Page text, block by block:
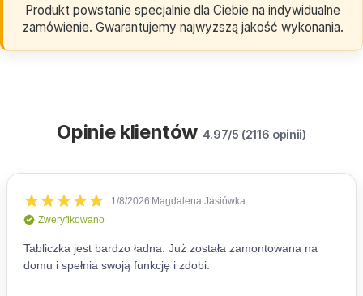
Produkt powstanie specjalnie dla Ciebie na indywidualne
zamówienie. Gwarantujemy najwyższą jakość wykonania.
Opinie klientów 4.97/5 (2116 opinii)